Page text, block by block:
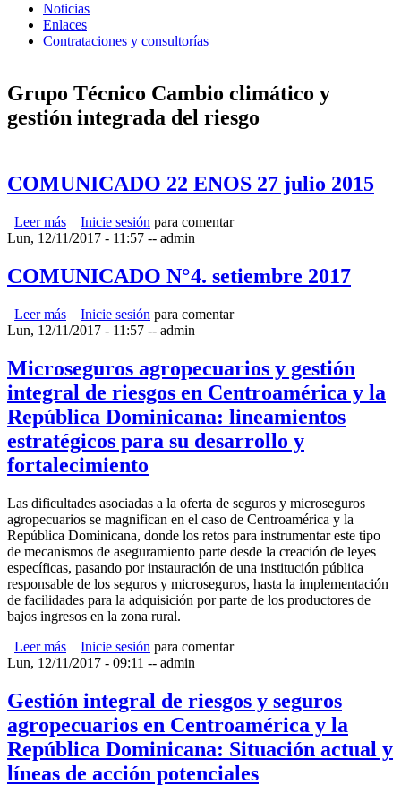
Noticias
Enlaces
Contrataciones y consultorías
Grupo Técnico Cambio climático y
gestión integrada del riesgo
COMUNICADO 22 ENOS 27 julio 2015
Leer más sobre COMUNICADO 22 ENOS 27 julio 2015
Inicie sesión para comentar
Lun, 12/11/2017 - 11:57 -- admin
COMUNICADO N°4. setiembre 2017
Leer más sobre COMUNICADO N°4. setiembre 2017
Inicie sesión para comentar
Lun, 12/11/2017 - 11:57 -- admin
Microseguros agropecuarios y gestión
integral de riesgos en Centroamérica y la
República Dominicana: lineamientos
estratégicos para su desarrollo y
fortalecimiento
Las dificultades asociadas a la oferta de seguros y microseguros
agropecuarios se magnifican en el caso de Centroamérica y la
República Dominicana, donde los retos para instrumentar este tipo
de mecanismos de aseguramiento parte desde la creación de leyes
específicas, pasando por instauración de una institución pública
responsable de los seguros y microseguros, hasta la implementación
de facilidades para la adquisición por parte de los productores de
bajos ingresos en la zona rural.
Leer más sobre Microseguros agropecuarios y gestión integral de
riesgos en Centroamérica y la República Dominicana:
fortalecimiento
Inicie sesión para comentar
Lun, 12/11/2017 - 09:11 -- admin
Gestión integral de riesgos y seguros
agropecuarios en Centroamérica y la
República Dominicana: Situación actual y
líneas de acción potenciales